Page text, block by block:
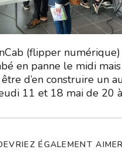
(flipper
en panne le midi
d’en construire un
11 et 18 mai de 20
ÉGALEMENT AIMER